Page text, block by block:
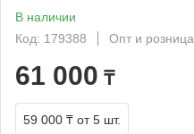
В наличии
Код: 179388
Опт и розница
61 000 ₸
59 000 ₸ от 5 шт.